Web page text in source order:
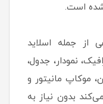
شده است.
از جمله اسلاید
نمودار، جدول،
موکاپ مانیتور و
بدون نیاز به